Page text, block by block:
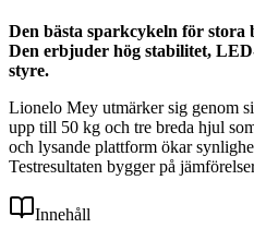
Den bästa sparkcykeln för
Den erbjuder hög stabilitet,
styre.
Lionelo Mey utmärker sig genom
upp till 50 kg och tre breda hjul
och lysande plattform ökar
Testresultaten bygger på
Innehåll